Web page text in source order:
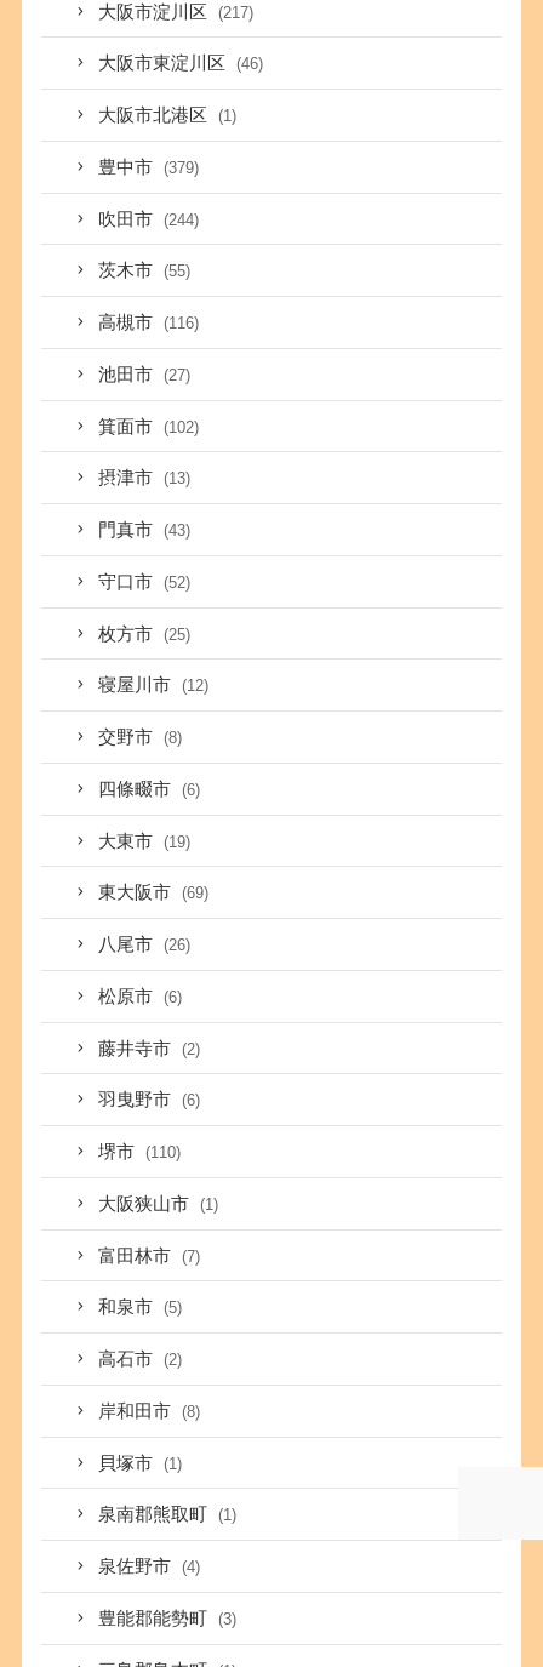
大阪市淀川区 (217)
大阪市東淀川区 (46)
大阪市北港区 (1)
豊中市 (379)
吹田市 (244)
茨木市 (55)
高槻市 (116)
池田市 (27)
箕面市 (102)
摂津市 (13)
門真市 (43)
守口市 (52)
枚方市 (25)
寝屋川市 (12)
交野市 (8)
四條畷市 (6)
大東市 (19)
東大阪市 (69)
八尾市 (26)
松原市 (6)
藤井寺市 (2)
羽曳野市 (6)
堺市 (110)
大阪狭山市 (1)
富田林市 (7)
和泉市 (5)
高石市 (2)
岸和田市 (8)
貝塚市 (1)
泉南郡熊取町 (1)
泉佐野市 (4)
豊能郡能勢町 (3)